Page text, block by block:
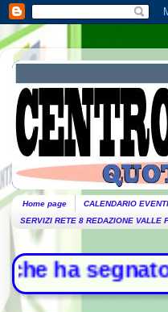
Home page CALENDARIO EVENTI
SERVIZI RETE 8 REDAZIONE VALLE
storia